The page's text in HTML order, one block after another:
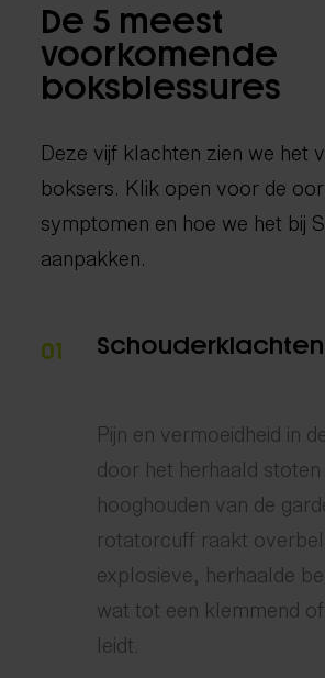
De 5 meest
voorkomende
boksblessures
Deze vijf klachten zien we het
boksers. Klik open voor de
symptomen en hoe we het bij
aanpakken.
01 Schouderklachten
Pijn en vermoeidheid in
door het herhaald
hooghouden van de
rotatorcuff raakt
explosieve, herhaalde
wat tot een klemmend
leidt.